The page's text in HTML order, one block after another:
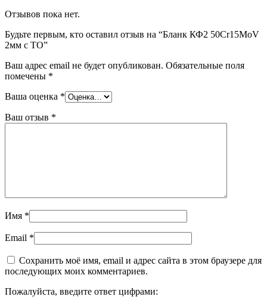
Отзывов пока нет.
Будьте первым, кто оставил отзыв на “Бланк КФ2 50Cr15MoV
2мм с ТО”
Ваш адрес email не будет опубликован. Обязательные поля
помечены *
Ваша оценка *
Ваш отзыв *
Имя *
Email *
Сохранить моё имя, email и адрес сайта в этом браузере для
последующих моих комментариев.
Пожалуйста, введите ответ цифрами: